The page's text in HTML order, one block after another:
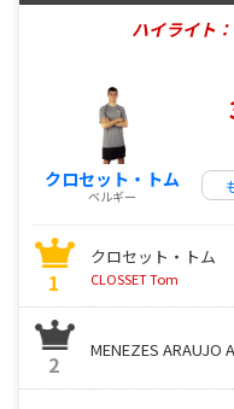
ハイライト：
クロセット・トム
ベルギー
1
クロセット・トム
CLOSSET Tom
2
MENEZES ARAUJO